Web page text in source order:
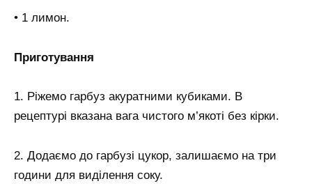
• 1 лимон.
Приготування
1. Ріжемо гарбуз акуратними кубиками. В
рецептурі вказана вага чистого м’якоті без кірки.
2. Додаємо до гарбузі цукор, залишаємо на три
години для виділення соку.